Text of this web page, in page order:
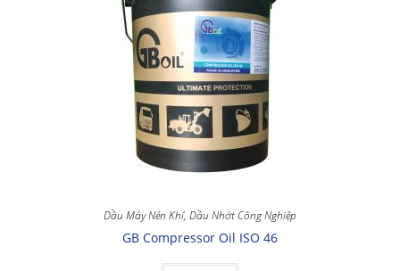
Dầu Máy Nén Khí, Dầu Nhớt Công Nghiệp
GB Compressor Oil ISO 46